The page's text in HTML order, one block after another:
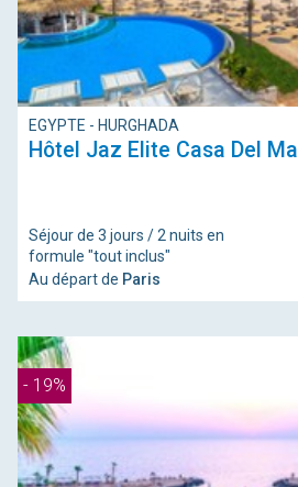
EGYPTE - HURGHADA
Hôtel Jaz Elite Casa Del
Séjour de 3 jours / 2 nuits en
formule "tout inclus"
Au départ de Paris
- 19%